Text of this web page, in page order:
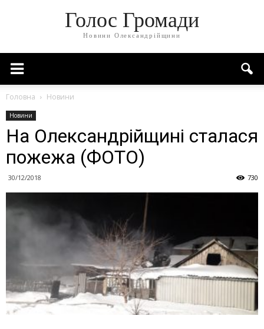
Голос Громади
Новини Олександрійщини
Головна Новини
Новини
На Олександрійщині сталася
пожежа (ФОТО)
30/12/2018 730